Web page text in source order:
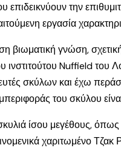
επιδεικνύουν την
εργασία
βιωματική γνώση,
ινστιτούτου Nuffield του
σκύλων και έχω
του σκύλου
ίσου μεγέθους, όπως
χαριτωμένο